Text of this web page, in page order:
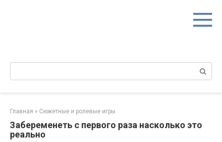
Поиск:
Главная » Сюжетные и ролевые игры
Забеременеть с первого раза насколько это
реально